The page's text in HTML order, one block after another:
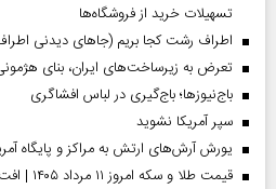
تسهیلات خرید از فروشگاه‌ها
اطراف رشت کجا بریم (جاهای دیدنی
تعرض به زیرساخت‌های ایران، بنای
باج‌نیوزها؛ باج‌گیری در لباس افشاگری
سپر آمریکا نشوید
یورش آرش‌های ارتش به مراکز و پایگاه‌
قیمت